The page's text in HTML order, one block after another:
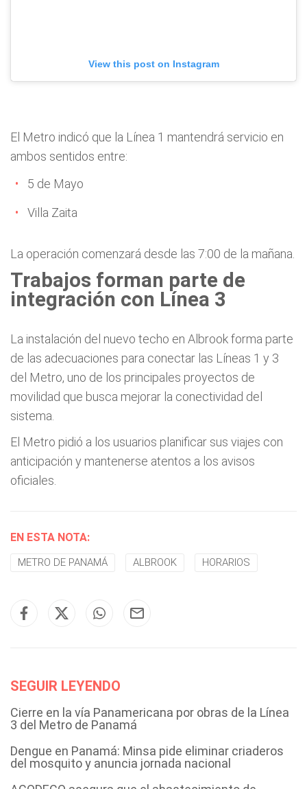
View this post on Instagram
El Metro indicó que la Línea 1 mantendrá servicio en
ambos sentidos entre:
5 de Mayo
Villa Zaita
La operación comenzará desde las 7:00 de la mañana.
Trabajos forman parte de
integración con Línea 3
La instalación del nuevo techo en Albrook forma parte
de las adecuaciones para conectar las Líneas 1 y 3
del Metro, uno de los principales proyectos de
movilidad que busca mejorar la conectividad del
sistema.
El Metro pidió a los usuarios planificar sus viajes con
anticipación y mantenerse atentos a los avisos
oficiales.
EN ESTA NOTA:
METRO DE PANAMÁ ALBROOK HORARIOS
SEGUIR LEYENDO
Cierre en la vía Panamericana por obras de la Línea
3 del Metro de Panamá
Dengue en Panamá: Minsa pide eliminar criaderos
del mosquito y anuncia jornada nacional